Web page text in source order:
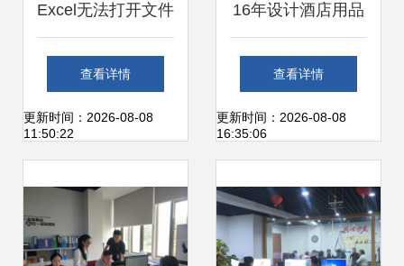
Excel无法打开文件
提示“加密类型不可
用”的原因与解决方
查看详情
更新时间：2026-08-08
11:50:22
16年设计酒店用品
的他，转身开发办
公服务软件 一个灵
店热捧
查看详情
更新时间：2026-08-08
16:35:06